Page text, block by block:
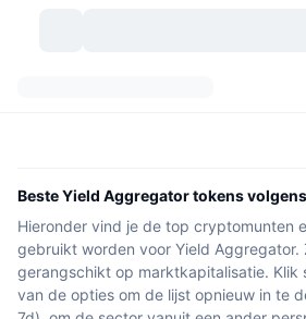
Categorieën
Historische snapshots
Marktoverzicht
Spotmarkt
Signalen New
Populair
Beurzen
Gecentraliseerde beurzen
Community
Beste Yield Aggregator tokens
Hieronder vind je de top cryptomunten
gebruikt worden voor Yield Aggregator.
gerangschikt op marktkapitalisatie. Klik
van de opties om de lijst opnieuw in te